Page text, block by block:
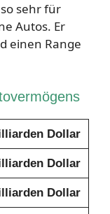
sehr für
Autos. Er
einen Range
Dollar
Dollar
Dollar